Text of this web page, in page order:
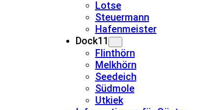
Lotse
Steuermann
Hafenmeister
Dock11
Flinthörn
Melkhörn
Seedeich
Südmole
Utkiek